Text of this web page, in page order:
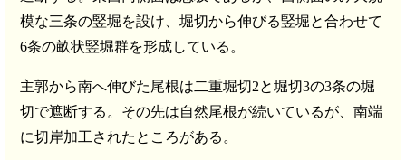
模な三条の竪堀を設け、堀切から伸びる竪堀と合わせて
6条の畝状竪堀群を形成している。
主郭から南へ伸びた尾根は二重堀切2と堀切3の3条の堀
切で遮断する。その先は自然尾根が続いているが、南端
に切岸加工されたところがある。